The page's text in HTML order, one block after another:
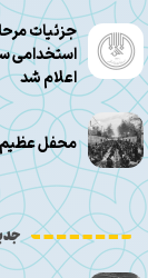
جزئیات
استخدامی
اعلام شد
محفل عظیم